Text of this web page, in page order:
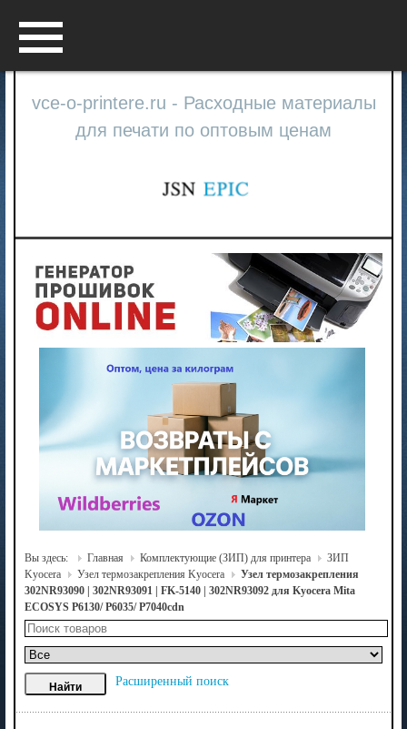
vce-o-printere.ru - Расходные материалы
для печати по оптовым ценам
Вы здесь: Главная Комплектующие (ЗИП) для принтера
ЗИП
Kyocera
Узел термозакрепления Kyocera
Узел термозакрепления
302NR93090 | 302NR93091 | FK-5140 | 302NR93092 для Kyocera Mita
ECOSYS P6130/ P6035/ P7040cdn
Расширенный поиск